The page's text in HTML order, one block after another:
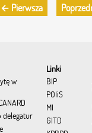
← Pierwsza
w
delegatur
Linki
BIP
POIiŚ
MI
GITD